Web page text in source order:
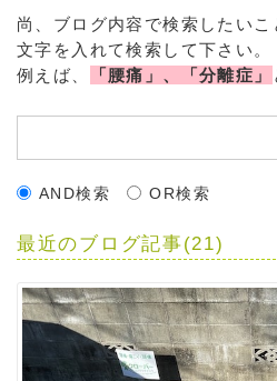
尚、ブログ内容で検索したい
文字を入れて検索して下さい。
例えば、
「腰痛」、「分離症」
AND検索 OR検索
最近のブログ記事(21)